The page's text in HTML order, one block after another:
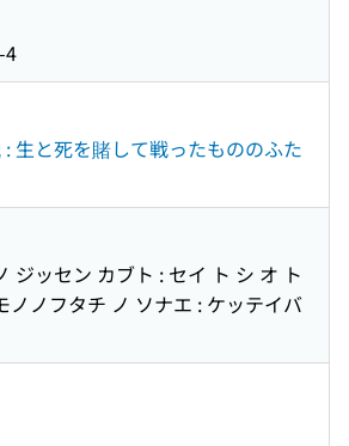
4
生と死を賭して戦ったもののふた
ジッセン カブト : セイ ト シ オ ト
ノノフタチ ノ ソナエ : ケッテイバ